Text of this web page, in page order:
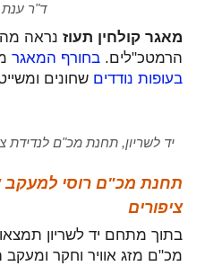
ד"ר
מאגר קולחין תעוז נראה
הרמטכ"לים. בחורף המאגר
בעופות נודדים שחונים
יד לשריון, תחנת מכ"ם לנדידת
תחנת מכ"ם רוסי למעקב
ציפורים
בתוך מתחם יד לשריון
מכ"ם מזג אוויר וחקר ומעקב